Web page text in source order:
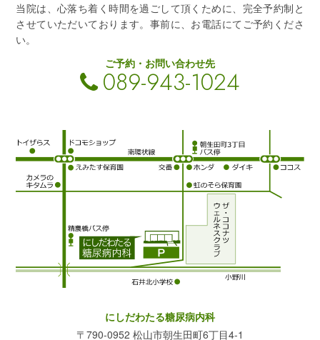
当院は、心落ち着く時間を過ごして頂くために、完全予約制と
させていただいております。事前に、お電話にてご予約くださ
い。
ご予約・お問い合わせ先
089-943-1024
にしだわたる糖尿病内科
〒790-0952 松山市朝生田町6丁目4-1